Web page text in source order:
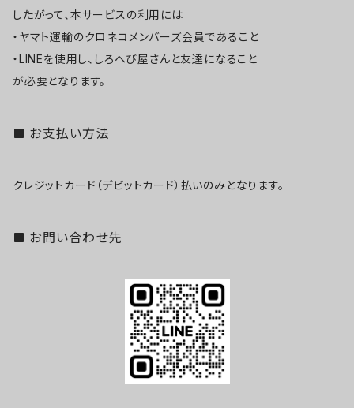
したがって、本サービスの利用には
・ヤマト運輸のクロネコメンバーズ会員であること
・LINEを使用し、しろへび屋さんと友達になること
が必要となります。
お支払い方法
クレジットカード（デビットカード）払いのみとなります。
お問い合わせ先